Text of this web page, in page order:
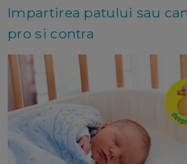
Impartirea patului sau
pro si contra